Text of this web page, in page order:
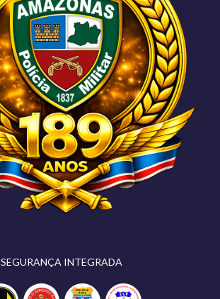
SEGURANÇA INTEGRADA